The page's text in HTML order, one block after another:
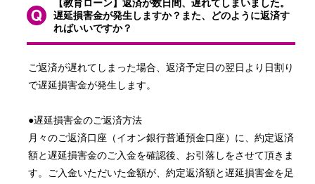
【教育ローン】返済が数日間、遅れてしまいました。
遅延損害金が発生しますか？また、どのように返済す
ればいいですか？
ご返済が遅れてしまった場合、返済予定日の翌日より日割り
で遅延損害金が発生します。
●遅延損害金のご返済方法
月々のご返済口座（イオン銀行普通預金口座）に、約定返済
額と遅延損害金のご入金を確認後、お引落しをさせて頂きま
す。ご入金いただいた金額が、約定返済額と遅延損害金を足